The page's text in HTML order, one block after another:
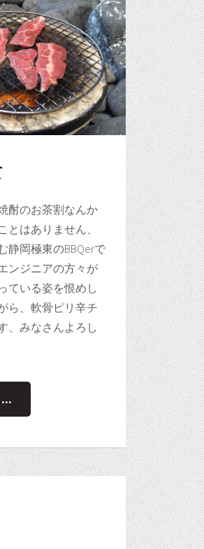
酎のお茶割なんか
とはありません、
静岡極東のBBQerで
ンジニアの方々が
ている姿を恨めし
ら、軟骨ピリ辛チ
、みなさんよろし